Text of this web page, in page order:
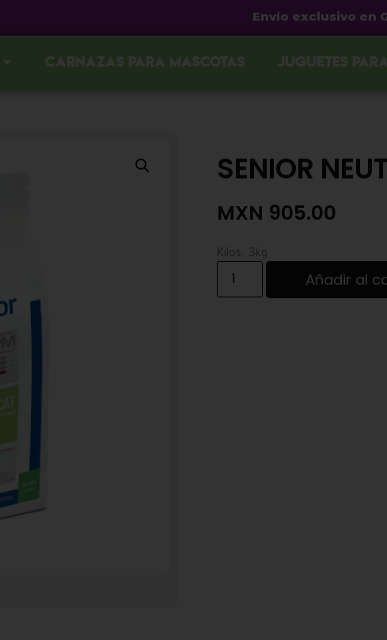
Envío exclusivo en
Carnazas para mascotas Juguetes
SENIOR
MXN 905.00
Kilos: 3kg
Añadir al